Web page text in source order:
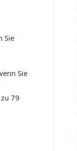
Sie
Sie
79